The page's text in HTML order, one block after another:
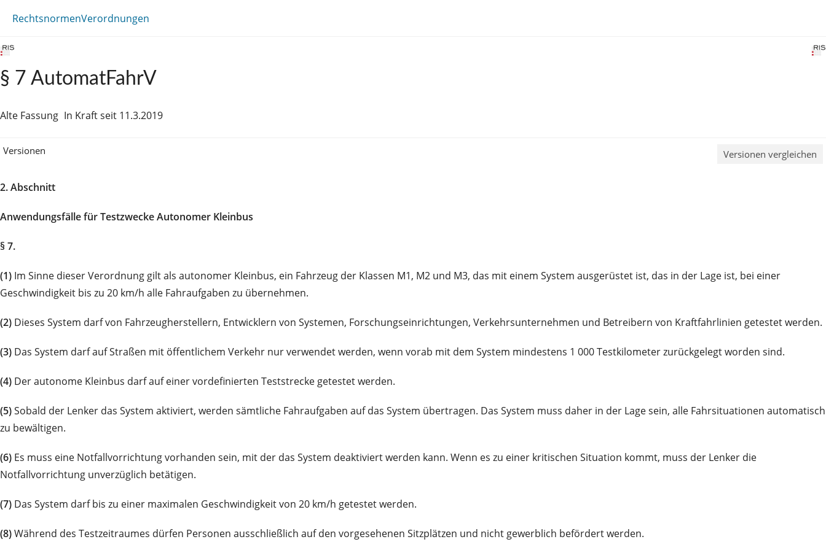
RechtsnormenVerordnungen
§ 7 AutomatFahrV
Alte Fassung In Kraft seit 11.3.2019
Versionen Versionen vergleichen
2. Abschnitt
Anwendungsfälle für Testzwecke Autonomer Kleinbus
§ 7.
(1) Im Sinne dieser Verordnung gilt als autonomer Kleinbus, ein Fahrzeug der Klassen M1, M2 und M3, das mit einem System ausgerüstet ist, das in der Lage ist, bei einer
Geschwindigkeit bis zu 20 km/h alle Fahraufgaben zu übernehmen.
(2) Dieses System darf von Fahrzeugherstellern, Entwicklern von Systemen, Forschungseinrichtungen, Verkehrsunternehmen und Betreibern von Kraftfahrlinien getestet werden.
(3) Das System darf auf Straßen mit öffentlichem Verkehr nur verwendet werden, wenn vorab mit dem System mindestens 1 000 Testkilometer zurückgelegt worden sind.
(4) Der autonome Kleinbus darf auf einer vordefinierten Teststrecke getestet werden.
(5)Sobald der Lenker das System aktiviert, werden sämtliche Fahraufgaben auf das System übertragen. Das System muss daher in der Lage sein, alle Fahrsituationen automatisch
zu bewältigen.
(6) Es muss eine Notfallvorrichtung vorhanden sein, mit der das System deaktiviert werden kann. Wenn es zu einer kritischen Situation kommt, muss der Lenker die
Notfallvorrichtung unverzüglich betätigen.
(7) Das System darf bis zu einer maximalen Geschwindigkeit von 20 km/h getestet werden.
(8)Während des Testzeitraumes dürfen Personen ausschließlich auf den vorgesehenen Sitzplätzen und nicht gewerblich befördert werden.